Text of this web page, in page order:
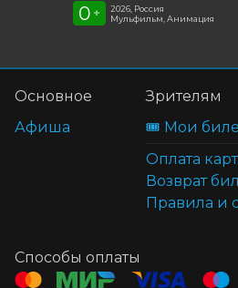
0 +
2026, Россия
Мульфильм, Анимация
Основное
Афиша
Зрителям
🎟️ Мои
Оплата
Возврат
Правила и
Способы оплаты